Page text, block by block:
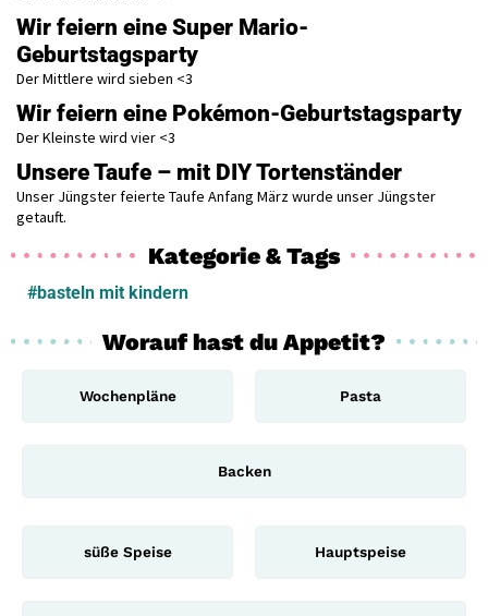
Wir feiern eine Super Mario-
Geburtstagsparty
Der Mittlere wird sieben <3
Wir feiern eine Pokémon-Geburtstagsparty
Der Kleinste wird vier <3
Unsere Taufe – mit DIY Tortenständer
Unser Jüngster feierte Taufe Anfang März wurde unser Jüngster
getauft.
Kategorie & Tags
#basteln mit kindern
Worauf hast du Appetit?
Wochenpläne Pasta
Backen
süße Speise Hauptspeise